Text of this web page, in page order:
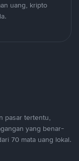
uang, kripto
pasar tertentu,
yang benar-
70 mata uang lokal.